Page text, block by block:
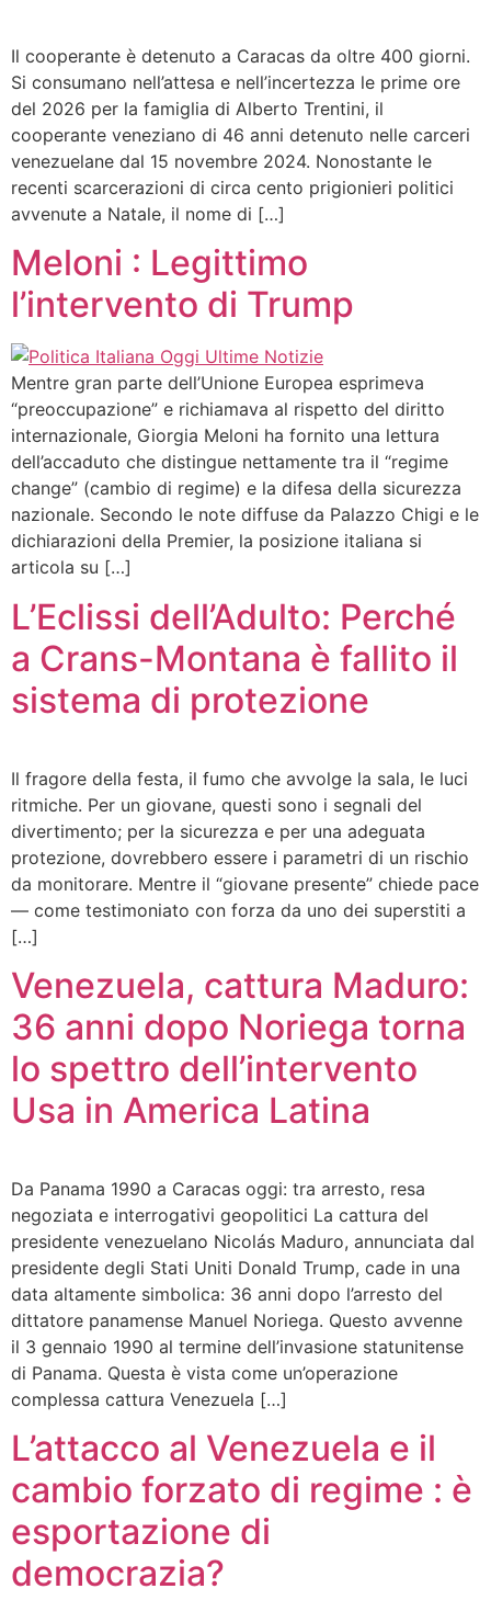
Il cooperante è detenuto a Caracas da oltre 400 giorni.
Si consumano nell’attesa e nell’incertezza le prime ore
del 2026 per la famiglia di Alberto Trentini, il
cooperante veneziano di 46 anni detenuto nelle carceri
venezuelane dal 15 novembre 2024. Nonostante le
recenti scarcerazioni di circa cento prigionieri politici
avvenute a Natale, il nome di […]
Meloni : Legittimo
l’intervento di Trump
Mentre gran parte dell’Unione Europea esprimeva
“preoccupazione” e richiamava al rispetto del diritto
internazionale, Giorgia Meloni ha fornito una lettura
dell’accaduto che distingue nettamente tra il “regime
change” (cambio di regime) e la difesa della sicurezza
nazionale. Secondo le note diffuse da Palazzo Chigi e le
dichiarazioni della Premier, la posizione italiana si
articola su […]
L’Eclissi dell’Adulto: Perché
a Crans-Montana è fallito il
sistema di protezione
Il fragore della festa, il fumo che avvolge la sala, le luci
ritmiche. Per un giovane, questi sono i segnali del
divertimento; per la sicurezza e per una adeguata
protezione, dovrebbero essere i parametri di un rischio
da monitorare. Mentre il “giovane presente” chiede pace
— come testimoniato con forza da uno dei superstiti a
[…]
Venezuela, cattura Maduro:
36 anni dopo Noriega torna
lo spettro dell’intervento
Usa in America Latina
Da Panama 1990 a Caracas oggi: tra arresto, resa
negoziata e interrogativi geopolitici La cattura del
presidente venezuelano Nicolás Maduro, annunciata dal
presidente degli Stati Uniti Donald Trump, cade in una
data altamente simbolica: 36 anni dopo l’arresto del
dittatore panamense Manuel Noriega. Questo avvenne
il 3 gennaio 1990 al termine dell’invasione statunitense
di Panama. Questa è vista come un’operazione
complessa cattura Venezuela […]
L’attacco al Venezuela e il
cambio forzato di regime : è
esportazione di
democrazia?